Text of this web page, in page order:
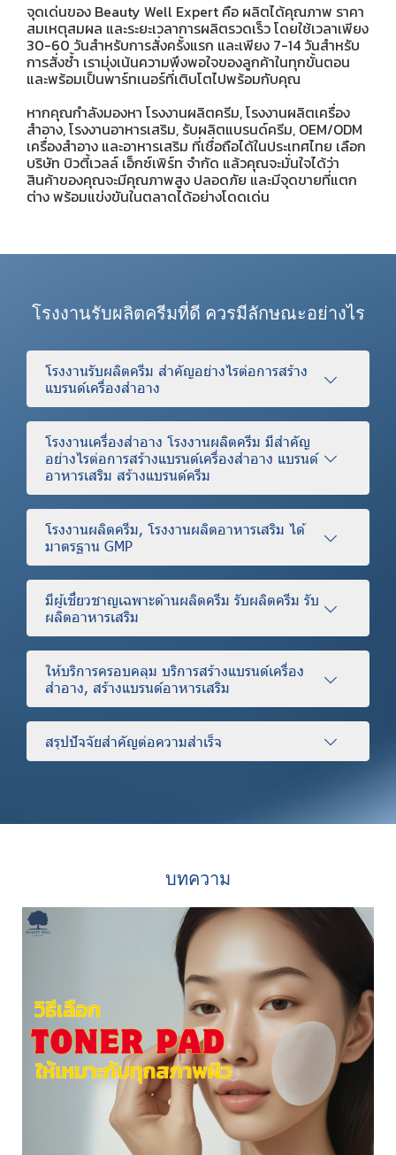
จุดเด่นของ Beauty Well Expert คือ ผลิตได้คุณภาพ ราคา
สมเหตุสมผล และระยะเวลาการผลิตรวดเร็ว โดยใช้เวลาเพียง
30-60 วันสำหรับการสั่งครั้งแรก และเพียง 7-14 วันสำหรับ
การสั่งซ้ำ เรามุ่งเน้นความพึงพอใจของลูกค้าในทุกขั้นตอน
และพร้อมเป็นพาร์ทเนอร์ที่เติบโตไปพร้อมกับคุณ
หากคุณกำลังมองหา โรงงานผลิตครีม, โรงงานผลิตเครื่อง
สำอาง, โรงงานอาหารเสริม, รับผลิตแบรนด์ครีม, OEM/ODM
เครื่องสำอาง และอาหารเสริม ที่เชื่อถือได้ในประเทศไทย เลือก
บริษัท บิวตี้เวลล์ เอ็กซ์เพิร์ท จำกัด แล้วคุณจะมั่นใจได้ว่า
สินค้าของคุณจะมีคุณภาพสูง ปลอดภัย และมีจุดขายที่แตก
ต่าง พร้อมแข่งขันในตลาดได้อย่างโดดเด่น
โรงงานรับผลิตครีมที่ดี ควรมีลักษณะอย่างไร
โรงงานรับผลิตครีม สำคัญอย่างไรต่อการสร้าง
แบรนด์เครื่องสำอาง
โรงงานเครื่องสำอาง โรงงานผลิตครีม มีสำคัญ
อย่างไรต่อการสร้างแบรนด์เครื่องสำอาง แบรนด์
อาหารเสริม สร้างแบรนด์ครีม
โรงงานผลิตครีม, โรงงานผลิตอาหารเสริม ได้
มาตรฐาน GMP
มีผู้เชี่ยวชาญเฉพาะด้านผลิตครีม รับผลิตครีม รับ
ผลิตอาหารเสริม
ให้บริการครอบคลุม บริการสร้างแบรนด์เครื่อง
สำอาง, สร้างแบรนด์อาหารเสริม
สรุปปัจจัยสำคัญต่อความสำเร็จ
บทความ